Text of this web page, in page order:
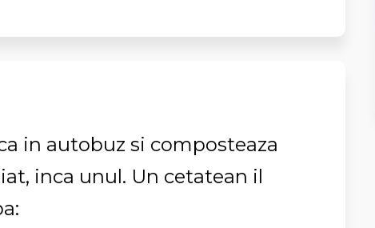
in autobuz si composteaza
inca unul. Un cetatean il